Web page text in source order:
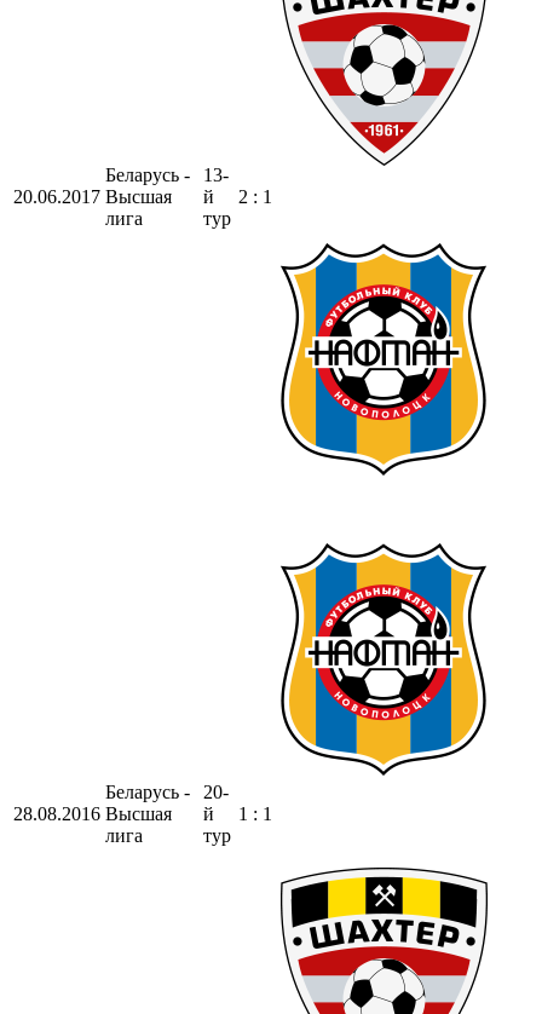
20.06.2017
Беларусь -
Высшая
лига
13-
й
тур
2 : 1
28.08.2016
Беларусь -
Высшая
лига
20-
й
тур
1 : 1